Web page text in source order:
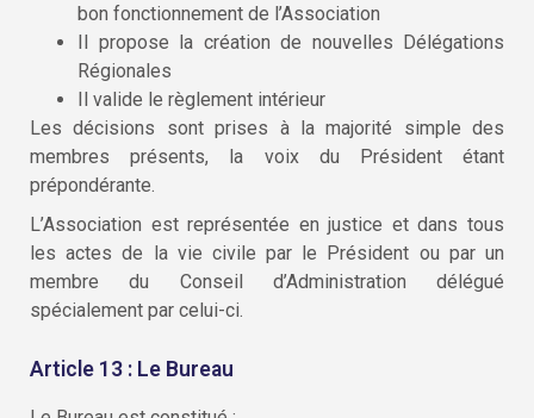
bon fonctionnement de l’Association
Il propose la création de nouvelles Délégations
Régionales
Il valide le règlement intérieur
Les décisions sont prises à la majorité simple des
membres présents, la voix du Président étant
prépondérante.
L’Association est représentée en justice et dans tous
les actes de la vie civile par le Président ou par un
membre du Conseil d’Administration délégué
spécialement par celui-ci.
Article 13 : Le Bureau